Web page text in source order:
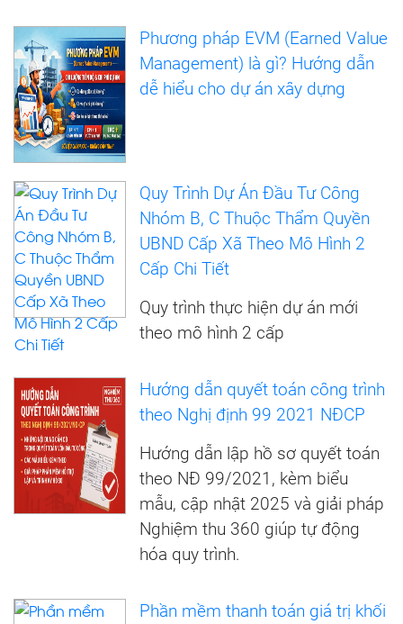
Phương pháp EVM (Earned Value
Management) là gì? Hướng dẫn
dễ hiểu cho dự án xây dựng
Quy Trình Dự Án Đầu Tư Công
Nhóm B, C Thuộc Thẩm Quyền
UBND Cấp Xã Theo Mô Hình 2
Cấp Chi Tiết
Quy trình thực hiện dự án mới
theo mô hình 2 cấp
Hướng dẫn quyết toán công trình
theo Nghị định 99 2021 NĐCP
Hướng dẫn lập hồ sơ quyết toán
theo NĐ 99/2021, kèm biểu
mẫu, cập nhật 2025 và giải pháp
Nghiệm thu 360 giúp tự động
hóa quy trình.
Phần mềm thanh toán giá trị khối